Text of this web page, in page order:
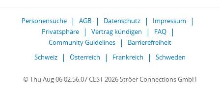
Personensuche AGB Datenschutz
Impressum
Privatsphäre
Vertrag kündigen
FAQ
Community Guidelines
Barrierefreiheit
Schweiz
Österreich Frankreich Schweden
© Thu Aug 06 02:56:07 CEST 2026 Ströer Connections GmbH